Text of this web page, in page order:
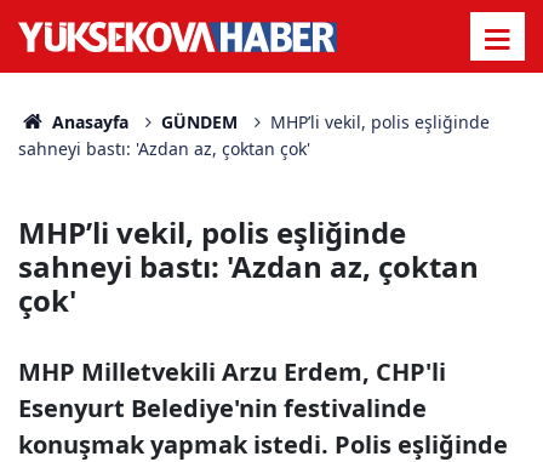
Anasayfa GÜNDEM
MHP’li vekil, polis eşliğinde
sahneyi bastı: 'Azdan az, çoktan çok'
MHP’li vekil, polis eşliğinde
sahneyi bastı: 'Azdan az, çoktan
çok'
MHP Milletvekili Arzu Erdem, CHP'li
Esenyurt Belediye'nin festivalinde
konuşmak yapmak istedi. Polis eşliğinde